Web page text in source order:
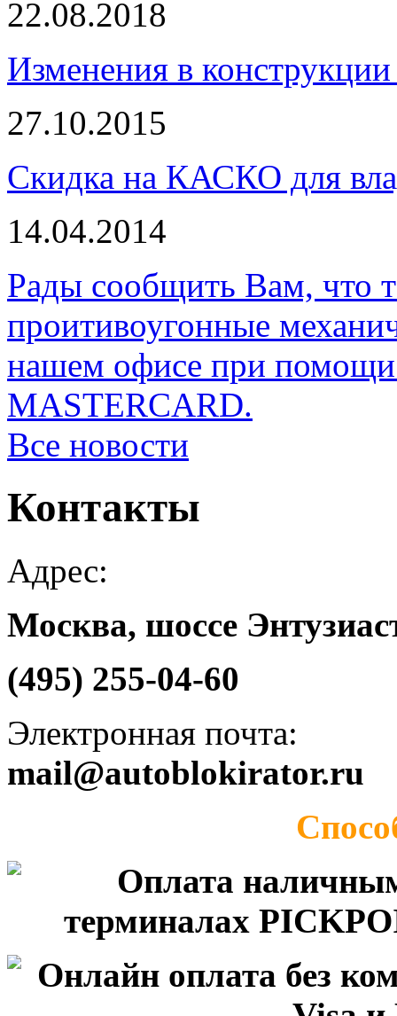
22.08.2018
Изменения в
27.10.2015
Скидка на КАСКО для
14.04.2014
Рады сообщить Вам, что
проитивоугонные
нашем офисе при помощи
MASTERCARD.
Все новости
Контакты
Адрес:
Москва, шоссе
(495) 255-04-60
Электронная почта:
mail@autoblokirator.ru